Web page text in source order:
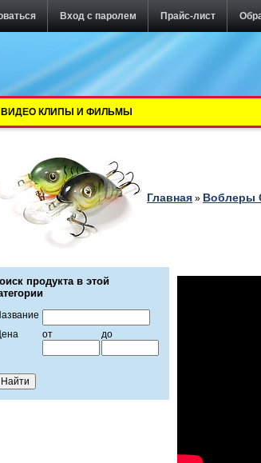
Вход с паролем Прайс-лист
ВИДЕО КЛИПЫ И ФИЛЬМЫ
Главная » Воблеры
продукта в этой
от до